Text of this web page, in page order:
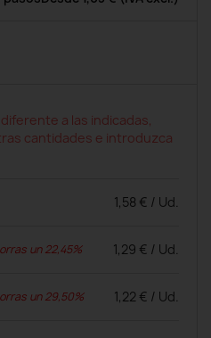
a las indicadas,
cantidades e introduzca
1,58 € / Ud.
un 22,45% 1,29 € / Ud.
un 29,50% 1,22 € / Ud.